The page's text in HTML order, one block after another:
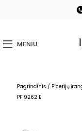
MENIU
Pagrindinis / Picerijų
PF 9262 E